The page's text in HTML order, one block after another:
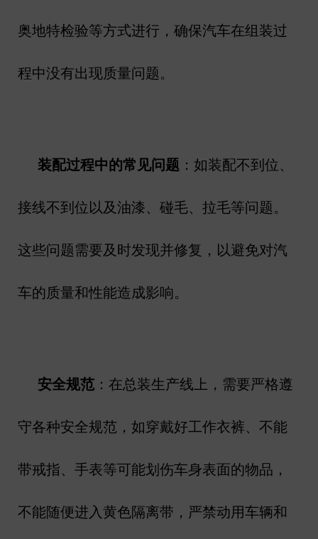
奥地特检验等方式进行，确保汽车在组装过
程中没有出现质量问题。
装配过程中的常见问题 ：如装配不到位、
接线不到位以及油漆、碰毛、拉毛等问题。
这些问题需要及时发现并修复，以避免对汽
车的质量和性能造成影响。
安全规范 ：在总装生产线上，需要严格遵
守各种安全规范，如穿戴好工作衣裤、不能
带戒指、手表等可能划伤车身表面的物品，
不能随便进入黄色隔离带，严禁动用车辆和